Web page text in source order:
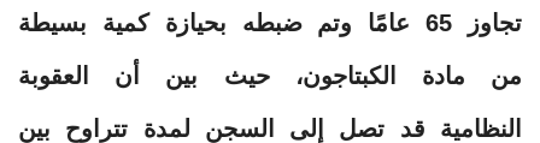
تجاوز 65 عامًا وتم ضبطه بحيازة كمية بسيطة
من مادة الكبتاجون، حيث بين أن العقوبة
النظامية قد تصل إلى السجن لمدة تتراوح بين